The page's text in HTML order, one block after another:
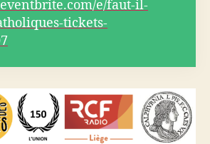
e/faut-il-
tickets-